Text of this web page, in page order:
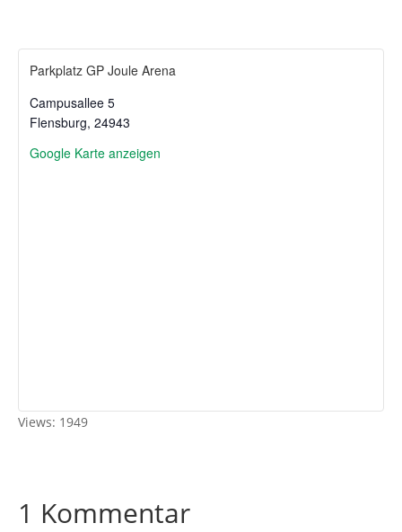
Parkplatz GP Joule Arena
Campusallee 5
Flensburg, 24943
Google Karte anzeigen
Views: 1949
1 Kommentar